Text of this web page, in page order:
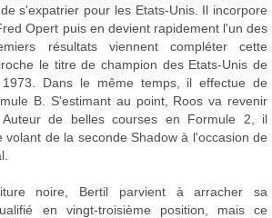
s'expatrier pour les Etats-Unis. Il incorpore
Opert puis en devient rapidement l'un des
résultats viennent compléter cette
le titre de champion des Etats-Unis de
Dans le même temps, il effectue de
B. S'estimant au point, Roos va revenir
de belles courses en Formule 2, il
volant de la seconde Shadow à l'occasion de
noire, Bertil parvient à arracher sa
en vingt-troisième position, mais ce